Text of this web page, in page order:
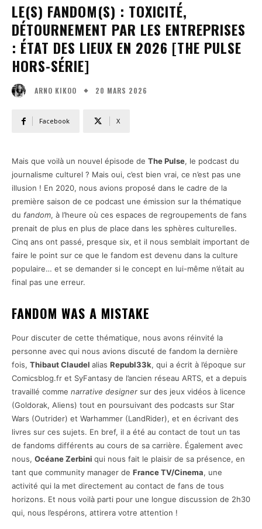
LE(S) FANDOM(S) : TOXICITÉ,
DÉTOURNEMENT PAR LES ENTREPRISES
: ÉTAT DES LIEUX EN 2026 [THE PULSE
HORS-SÉRIE]
ARNO KIKOO 20 MARS 2026
Facebook X
Mais que voilà un nouvel épisode de The Pulse, le podcast du
journalisme culturel ? Mais oui, c’est bien vrai, ce n’est pas une
illusion ! En 2020, nous avions proposé dans le cadre de la
première saison de ce podcast une émission sur la thématique
du fandom, à l’heure où ces espaces de regroupements de fans
prenait de plus en plus de place dans les sphères culturelles.
Cinq ans ont passé, presque six, et il nous semblait important de
faire le point sur ce que le fandom est devenu dans la culture
populaire… et se demander si le concept en lui-même n’était au
final pas une erreur.
FANDOM WAS A MISTAKE
Pour discuter de cette thématique, nous avons réinvité la
personne avec qui nous avions discuté de fandom la dernière
fois, Thibaut Claudel alias Republ33k, qui a écrit à l’époque sur
Comicsblog.fr et SyFantasy de l’ancien réseau ARTS, et a depuis
travaillé comme narrative designer sur des jeux vidéos à licence
(Goldorak, Aliens) tout en poursuivant des podcasts sur Star
Wars (Outrider) et Warhammer (LandRider), et en écrivant des
livres sur ces sujets. En bref, il a été au contact de tout un tas
de fandoms différents au cours de sa carrière. Également avec
nous, Océane Zerbini qui nous fait le plaisir de sa présence, en
tant que community manager de France TV/Cinema, une
activité qui la met directement au contact de fans de tous
horizons. Et nous voilà parti pour une longue discussion de 2h30
qui, nous l’espérons, attirera votre attention !